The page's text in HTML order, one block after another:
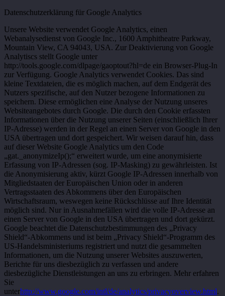
Datenschutzerklärung für Google Analytics
Unsere Website verwendet Google Analytics, einen
Webanalysedienst von Google Inc., 1600 Amphitheatre Parkway,
Mountain View, CA 94043, USA. Zur Deaktivierung von Google
Analytiscs stellt Google unter
http://tools.google.com/dlpage/gaoptout?hl=de ein Browser-Plug-In
zur Verfügung. Google Analytics verwendet Cookies. Das sind
kleine Textdateien, die es möglich machen, auf dem Endgerät des
Nutzers spezifische, auf den Nutzer bezogene Informationen zu
speichern. Diese ermöglichen eine Analyse der Nutzung unseres
Websiteangebotes durch Google. Die durch den Cookie erfassten
Informationen über die Nutzung unserer Seiten (einschließlich Ihrer
IP-Adresse) werden in der Regel an einen Server von Google in den
USA übertragen und dort gespeichert. Wir weisen darauf hin, dass
auf dieser Website Google Analytics um den Code
„gat._anonymizeIp();“ erweitert wurde, um eine anonymisierte
Erfassung von IP-Adressen (sog. IP-Masking) zu gewährleisten. Ist
die Anonymisierung aktiv, kürzt Google IP-Adressen innerhalb von
Mitgliedstaaten der Europäischen Union oder in anderen
Vertragsstaaten des Abkommens über den Europäischen
Wirtschaftsraum, weswegen keine Rückschlüsse auf Ihre Identität
möglich sind. Nur in Ausnahmefällen wird die volle IP-Adresse an
einen Server von Google in den USA übertragen und dort gekürzt.
Google beachtet die Datenschutzbestimmungen des „Privacy
Shield“-Abkommens und ist beim „Privacy Shield“-Programm des
US-Handelsministeriums registriert und nutzt die gesammelten
Informationen, um die Nutzung unserer Websites auszuwerten,
Berichte für uns diesbezüglich zu verfassen und andere
diesbezügliche Dienstleistungen an uns zu erbringen. Mehr erfahren
Sie
unterhttp://www.google.com/intl/de/analytics/privacyoverview.html.